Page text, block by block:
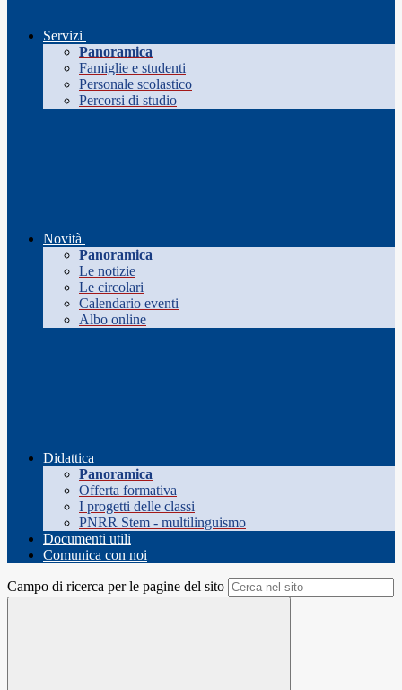
Servizi
Panoramica
Famiglie e studenti
Personale scolastico
Percorsi di studio
Novità
Panoramica
Le notizie
Le circolari
Calendario eventi
Albo online
Didattica
Panoramica
Offerta formativa
I progetti delle classi
PNRR Stem - multilinguismo
Documenti utili
Comunica con noi
Campo di ricerca per le pagine del sito